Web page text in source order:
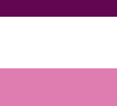
INICIO